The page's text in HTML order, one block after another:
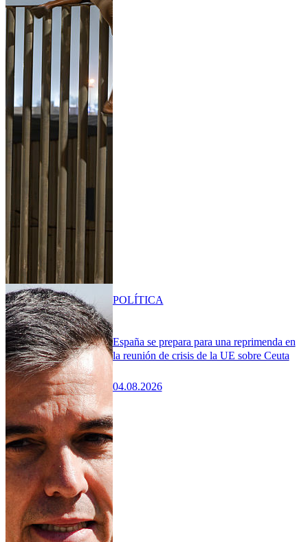
España se prepara para una reprimenda en
la reunión de crisis de la UE sobre Ceuta
04.08.2026
POLÍTICA